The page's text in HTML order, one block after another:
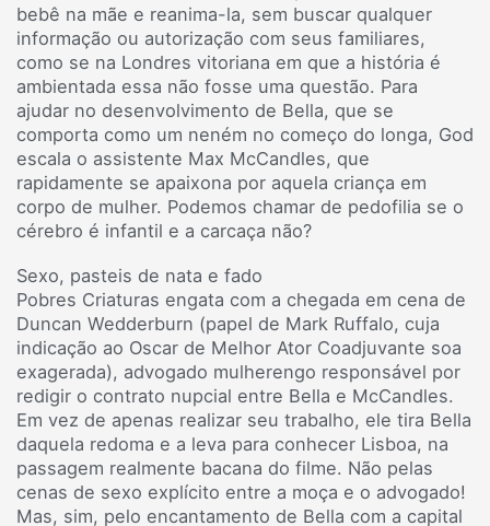
bebê na mãe e reanima-la, sem buscar qualquer
informação ou autorização com seus familiares,
como se na Londres vitoriana em que a história é
ambientada essa não fosse uma questão. Para
ajudar no desenvolvimento de Bella, que se
comporta como um neném no começo do longa, God
escala o assistente Max McCandles, que
rapidamente se apaixona por aquela criança em
corpo de mulher. Podemos chamar de pedofilia se o
cérebro é infantil e a carcaça não?
Sexo, pasteis de nata e fado
Pobres Criaturas engata com a chegada em cena de
Duncan Wedderburn (papel de Mark Ruffalo, cuja
indicação ao Oscar de Melhor Ator Coadjuvante soa
exagerada), advogado mulherengo responsável por
redigir o contrato nupcial entre Bella e McCandles.
Em vez de apenas realizar seu trabalho, ele tira Bella
daquela redoma e a leva para conhecer Lisboa, na
passagem realmente bacana do filme. Não pelas
cenas de sexo explícito entre a moça e o advogado!
Mas, sim, pelo encantamento de Bella com a capital